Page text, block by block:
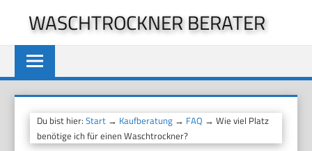
springen
WASCHTROCKNER BERATER
Du bist hier:Start → Kaufberatung → FAQ → Wie viel Platz
benötige ich für einen Waschtrockner?